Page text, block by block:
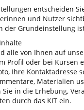
entscheiden
und Nutzer
der Grundeinstellung
alle von Ihnen auf
Profil oder bei Kursen
Ihre Kontaktadresse
Materialien
Sie in die Erhebung,
durch das KIT ein.